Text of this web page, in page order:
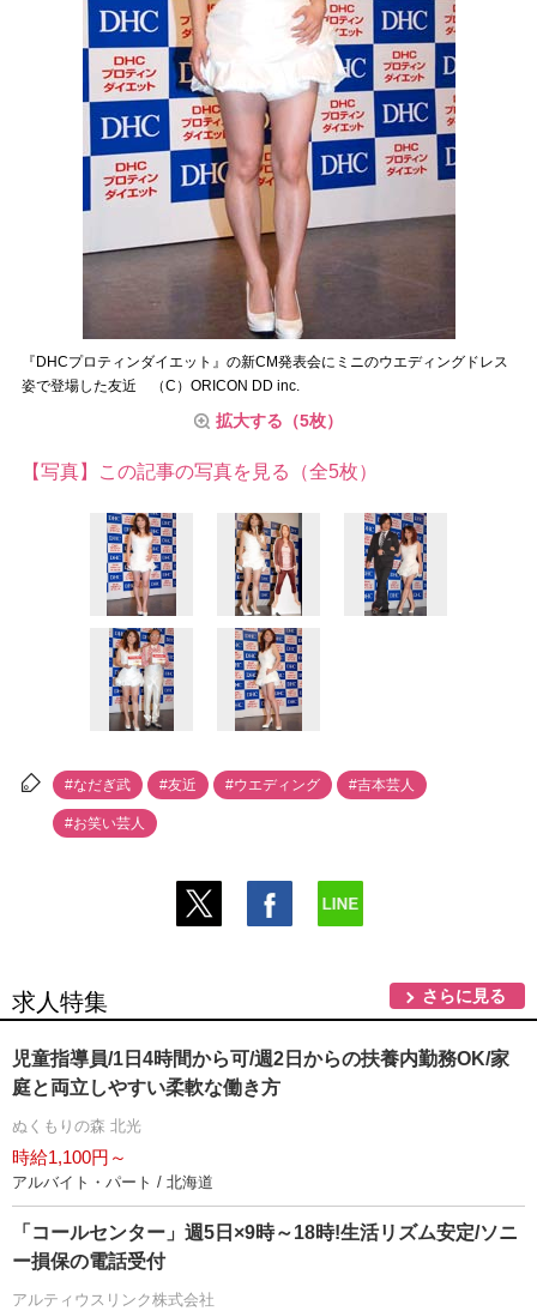
『DHCプロティンダイエット』の新CM発表会にミニのウエディングドレス
姿で登場した友近 （C）ORICON DD inc.
拡大する（5枚）
【写真】この記事の写真を見る（全5枚）
#なだぎ武 #友近 #ウエディング #吉本芸人
#お笑い芸人
求人特集 さらに見る
児童指導員/1日4時間から可/週2日からの扶養内勤務OK/家
庭と両立しやすい柔軟な働き方
ぬくもりの森 北光
時給1,100円～
アルバイト・パート / 北海道
「コールセンター」週5日×9時～18時!生活リズム安定/ソニ
ー損保の電話受付
アルティウスリンク株式会社